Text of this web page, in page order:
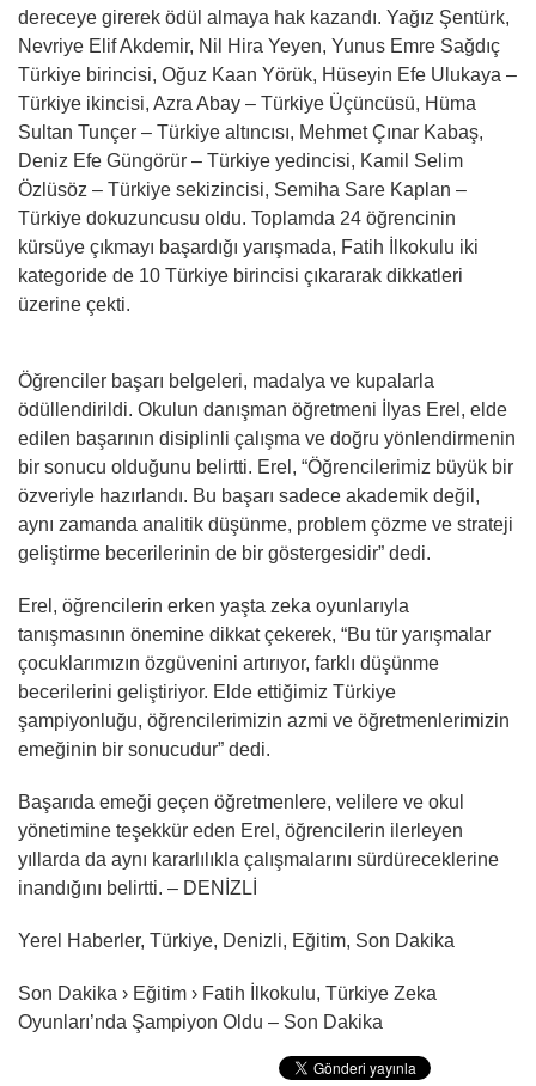
dereceye girerek ödül almaya hak kazandı. Yağız Şentürk,
Nevriye Elif Akdemir, Nil Hira Yeyen, Yunus Emre Sağdıç
Türkiye birincisi, Oğuz Kaan Yörük, Hüseyin Efe Ulukaya –
Türkiye ikincisi, Azra Abay – Türkiye Üçüncüsü, Hüma
Sultan Tunçer – Türkiye altıncısı, Mehmet Çınar Kabaş,
Deniz Efe Güngörür – Türkiye yedincisi, Kamil Selim
Özlüsöz – Türkiye sekizincisi, Semiha Sare Kaplan –
Türkiye dokuzuncusu oldu. Toplamda 24 öğrencinin
kürsüye çıkmayı başardığı yarışmada, Fatih İlkokulu iki
kategoride de 10 Türkiye birincisi çıkararak dikkatleri
üzerine çekti.
Öğrenciler başarı belgeleri, madalya ve kupalarla
ödüllendirildi. Okulun danışman öğretmeni İlyas Erel, elde
edilen başarının disiplinli çalışma ve doğru yönlendirmenin
bir sonucu olduğunu belirtti. Erel, “Öğrencilerimiz büyük bir
özveriyle hazırlandı. Bu başarı sadece akademik değil,
aynı zamanda analitik düşünme, problem çözme ve strateji
geliştirme becerilerinin de bir göstergesidir” dedi.
Erel, öğrencilerin erken yaşta zeka oyunlarıyla
tanışmasının önemine dikkat çekerek, “Bu tür yarışmalar
çocuklarımızın özgüvenini artırıyor, farklı düşünme
becerilerini geliştiriyor. Elde ettiğimiz Türkiye
şampiyonluğu, öğrencilerimizin azmi ve öğretmenlerimizin
emeğinin bir sonucudur” dedi.
Başarıda emeği geçen öğretmenlere, velilere ve okul
yönetimine teşekkür eden Erel, öğrencilerin ilerleyen
yıllarda da aynı kararlılıkla çalışmalarını sürdüreceklerine
inandığını belirtti. – DENİZLİ
Yerel Haberler, Türkiye, Denizli, Eğitim, Son Dakika
Son Dakika › Eğitim › Fatih İlkokulu, Türkiye Zeka
Oyunları’nda Şampiyon Oldu – Son Dakika